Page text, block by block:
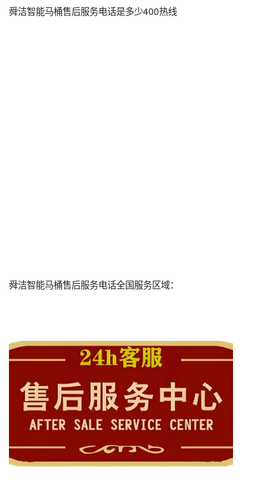
舜洁智能马桶售后服务电话是多少400热线
舜洁智能马桶售后服务电话全国服务区域：